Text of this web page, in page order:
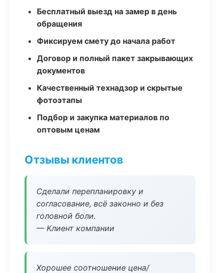
Бесплатный выезд на замер в день
обращения
Фиксируем смету до начала работ
Договор и полный пакет закрывающих
документов
Качественный технадзор и скрытые
фотоэтапы
Подбор и закупка материалов по
оптовым ценам
Отзывы клиентов
Сделали перепланировку и
согласование, всё законно и без
головной боли.
— Клиент компании
Хорошее соотношение цена/